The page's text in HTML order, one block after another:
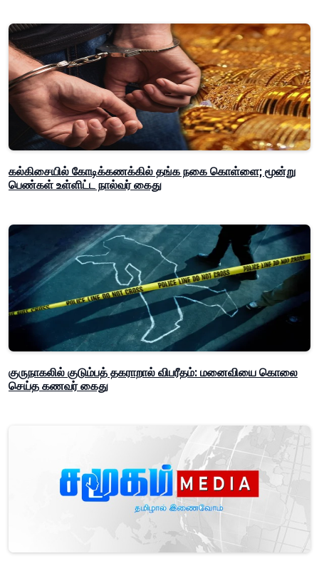
கல்கிசையில் கோடிக்கணக்கில் தங்க நகை கொள்ளை; மூன்று
பெண்கள் உள்ளிட்ட நால்வர் கைது
குருநாகலில் குடும்பத் தகராறால் விபரீதம்: மனைவியை கொலை
செய்த கணவர் கைது